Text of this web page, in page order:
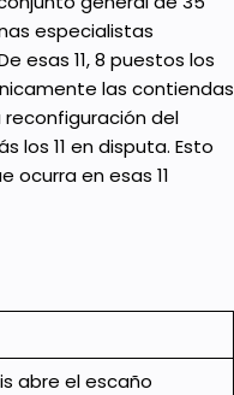
especialistas
esas 11, 8 puestos los
las contiendas
del
los 11 en disputa. Esto
en esas 11
abre el escaño